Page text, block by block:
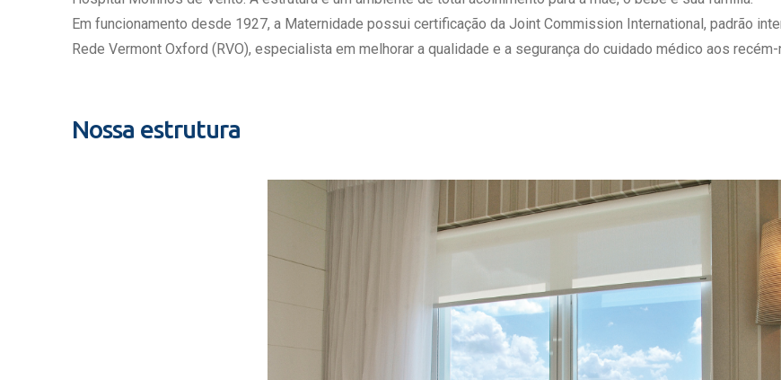
Estrutura de Gestão
Exames - Portal Médico
Quem Somos
Responsabilidade
Em funcionamento desde 1927, a Maternidade possui certificação da Joint Commission International, padrão
Rede Vermont Oxford (RVO), especialista em melhorar a qualidade e a segurança do cuidado médico aos
Nossa estrutura